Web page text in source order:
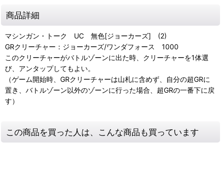
商品詳細
マシンガン・トーク UC 無色[ジョーカーズ] (2)
GRクリーチャー：ジョーカーズ/ワンダフォース 1000
このクリーチャーがバトルゾーンに出た時、クリーチャーを1体選
び、アンタップしてもよい。
（ゲーム開始時、GRクリーチャーは山札に含めず、自分の超GRに
置き、バトルゾーン以外のゾーンに行った場合、超GRの一番下に戻
す）
この商品を買った人は、こんな商品も買っています